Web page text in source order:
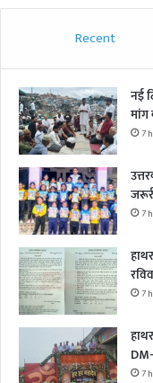
Recent
नई
मांग
7
7
7
7